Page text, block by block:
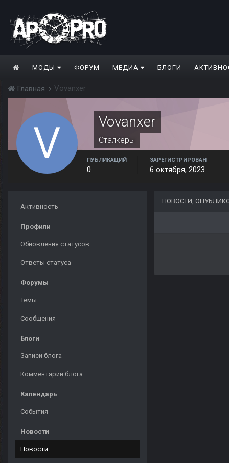
МОДЫ ФОРУМ МЕДИА БЛОГИ
Главная Vovanxer
Vovanxer
Сталкеры
ПУБЛИКАЦИЙ
0
ЗАРЕГИСТРИРОВАН
6 октября, 2023
Активность
Профили
Обновления статусов
Ответы статуса
Форумы
Темы
Сообщения
Блоги
Записи блога
Комментарии блога
Календарь
События
Новости
Новости
НОВОСТИ,